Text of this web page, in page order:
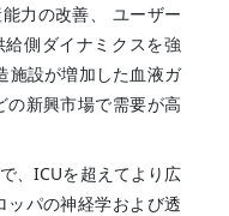
力の改善、 ユーザー
側ダイナミクスを強
施設が増加した血液ガ
の新興市場で需要が高
、ICUを超えてより広
ッパの神経学および透